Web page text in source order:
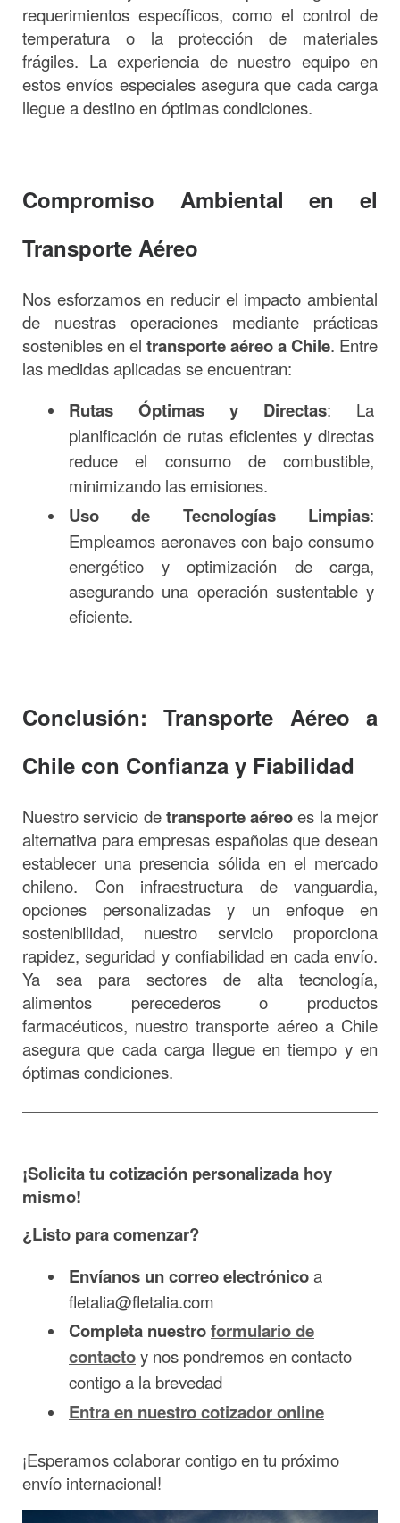
requerimientos específicos, como el control de
temperatura o la protección de materiales
frágiles. La experiencia de nuestro equipo en
estos envíos especiales asegura que cada carga
llegue a destino en óptimas condiciones.
Compromiso Ambiental en el
Transporte Aéreo
Nos esforzamos en reducir el impacto ambiental
de nuestras operaciones mediante prácticas
sostenibles en el transporte aéreo a Chile. Entre
las medidas aplicadas se encuentran:
Rutas Óptimas y Directas: La
planificación de rutas eficientes y directas
reduce el consumo de combustible,
minimizando las emisiones.
Uso de Tecnologías Limpias:
Empleamos aeronaves con bajo consumo
energético y optimización de carga,
asegurando una operación sustentable y
eficiente.
Conclusión: Transporte Aéreo a
Chile con Confianza y Fiabilidad
Nuestro servicio detransporte aéreoes la mejor
alternativa para empresas españolas que desean
establecer una presencia sólida en el mercado
chileno. Con infraestructura de vanguardia,
opciones personalizadas y un enfoque en
sostenibilidad, nuestro servicio proporciona
rapidez, seguridad y confiabilidad en cada envío.
Ya sea para sectores de alta tecnología,
alimentos perecederos o productos
farmacéuticos, nuestro transporte aéreo a Chile
asegura que cada carga llegue en tiempo y en
óptimas condiciones.
¡Solicita tu cotización personalizada hoy
mismo!
¿Listo para comenzar?
Envíanos un correo electrónicoa
fletalia@fletalia.com
Completa nuestroformulario de
contactoy nos pondremos en contacto
contigo a la brevedad
Entra en nuestro cotizador online
¡Esperamos colaborar contigo en tu próximo
envío internacional!